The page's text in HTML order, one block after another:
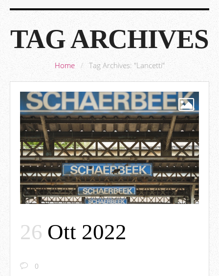
TAG ARCHIVES
Home / Tag Archives: "Lancetti"
26 Ott 2022
0